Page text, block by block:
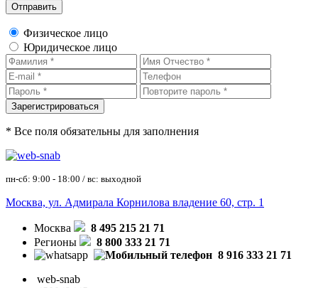
Физическое лицо
Юридическое лицо
* Все поля обязательны для заполнения
пн-сб: 9:00 - 18:00 / вс: выходной
Москва, ул. Адмирала Корнилова владение 60, стр. 1
Москва
8 495 215 21 71
Регионы
8 800 333 21 71
8 916 333 21 71
web-snab